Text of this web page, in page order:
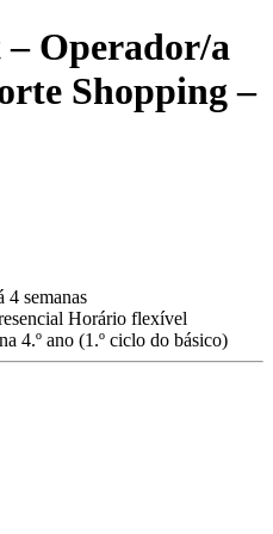
Operador/a
Shopping –
4 semanas
Horário flexível
4.º ano (1.º ciclo do básico)